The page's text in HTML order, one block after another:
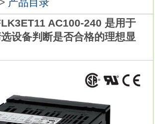
AC100-240 是用于
设备判断是否合格的理想显